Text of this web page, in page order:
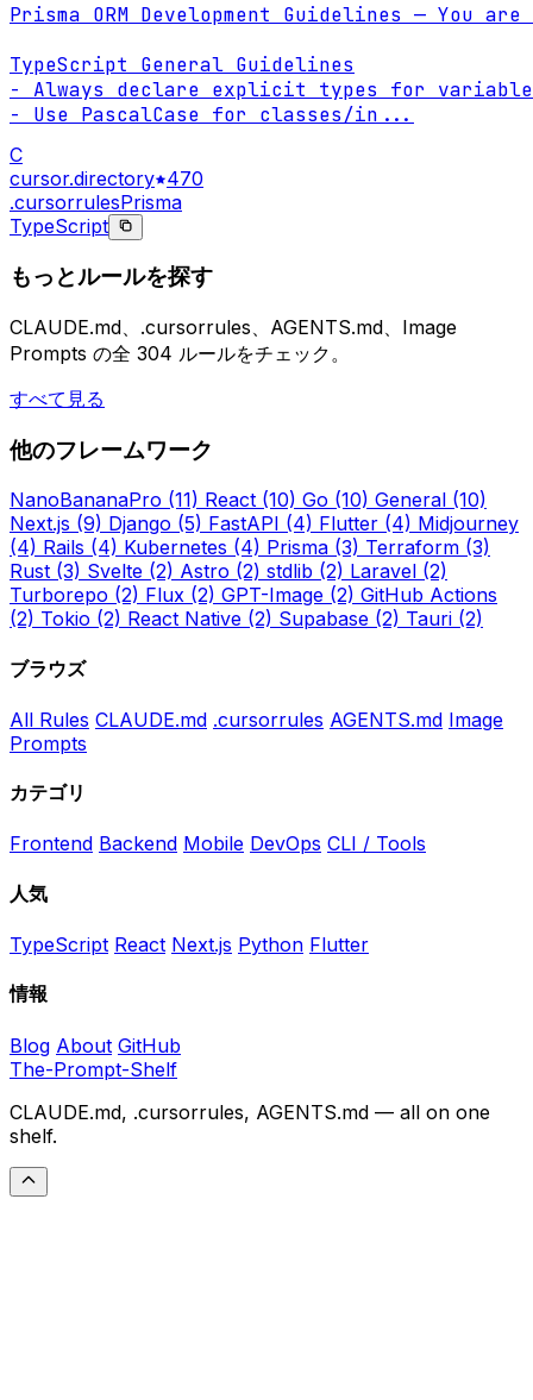
Prisma ORM Development Guidelines — You
TypeScript General Guidelines
- Always declare explicit types for
- Use PascalCase for classes/in ...
C
cursor.directory 470
.cursorrulesPrisma
TypeScript
もっとルールを探す
CLAUDE.md、.cursorrules、AGENTS.md、Image
Prompts の全 304 ルールをチェック。
すべて見る
他のフレームワーク
NanoBananaPro (11) React (10) Go (10) General (10)
Next.js (9) Django (5) FastAPI (4) Flutter (4) Midjourney
(4) Rails (4) Kubernetes (4) Prisma (3) Terraform (3)
Rust (3) Svelte (2) Astro (2) stdlib (2) Laravel (2)
Turborepo (2) Flux (2) GPT-Image (2) GitHub Actions
(2) Tokio (2) React Native (2) Supabase (2) Tauri (2)
ブラウズ
All Rules CLAUDE.md .cursorrules AGENTS.md Image
Prompts
カテゴリ
Frontend Backend Mobile DevOps CLI / Tools
人気
TypeScript React Next.js Python Flutter
情報
Blog About GitHub
The-Prompt-Shelf
CLAUDE.md, .cursorrules, AGENTS.md — all on one
shelf.